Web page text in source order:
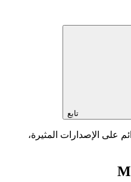
تابع
على الإصدارات المثيرة،